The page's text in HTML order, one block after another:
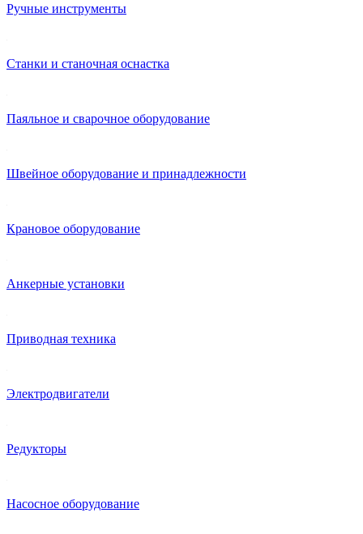
Ручные инструменты
Станки и станочная оснастка
Паяльное и сварочное оборудование
Швейное оборудование и принадлежности
Крановое оборудование
Анкерные установки
Приводная техника
Электродвигатели
Редукторы
Насосное оборудование